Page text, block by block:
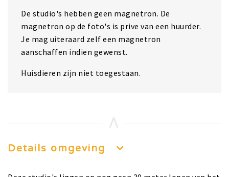
De studio's hebben geen magnetron. De
magnetron op de foto's is prive van een huurder.
Je mag uiteraard zelf een magnetron
aanschaffen indien gewenst.
Huisdieren zijn niet toegestaan.
Details omgeving